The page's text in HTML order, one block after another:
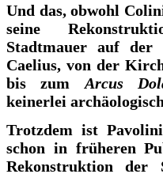
Und das, obwohl
seine
Stadtmauer auf der
Caelius, von der
bis zum Arcus
keinerlei
Trotzdem ist
schon in früheren
Rekonstruktion der